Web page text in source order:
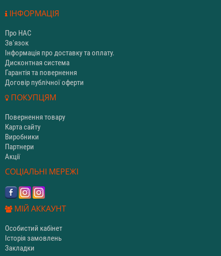
ІНФОРМАЦІЯ
Про НАС
Зв'язок
Інформація про доставку та оплату.
Дисконтная система
Гарантія та повернення
Договір публічної оферти
ПОКУПЦЯМ
Повернення товару
Карта сайту
Виробники
Партнери
Акції
СОЦІАЛЬНІ МЕРЕЖІ
МІЙ АККАУНТ
Особистий кабінет
Історія замовлень
Закладки